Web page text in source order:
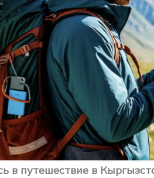
в путешествие в